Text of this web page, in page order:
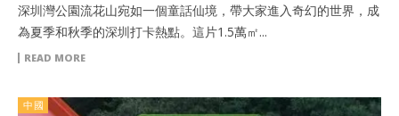
深圳灣公園流花山宛如一個童話仙境，帶大家進入奇幻的世界，成
為夏季和秋季的深圳打卡熱點。這片1.5萬㎡...
READ MORE
中國